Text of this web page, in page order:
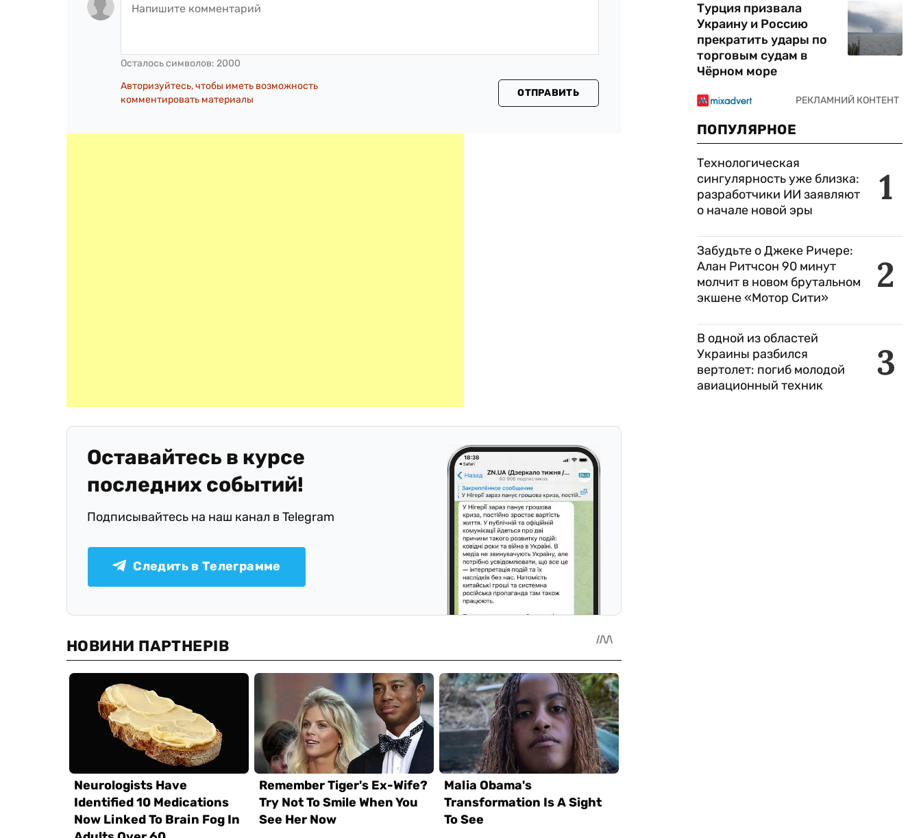
Осталось символов: 2000
Авторизуйтесь, чтобы иметь возможность
комментировать материалы
ОТПРАВИТЬ
Оставайтесь в курсе
последних событий!
Подписывайтесь на наш канал в Telegram
Следить в Телеграмме
Турция призвала
Украину и Россию
прекратить удары по
торговым судам в
Чёрном море
ПОПУЛЯРНОЕ
1
Технологическая
сингулярность уже близка:
разработчики ИИ заявляют
о начале новой эры
2
Забудьте о Джеке Ричере:
Алан Ритчсон 90 минут
молчит в новом брутальном
экшене «Мотор Сити»
3
В одной из областей
Украины разбился
вертолет: погиб молодой
авиационный техник